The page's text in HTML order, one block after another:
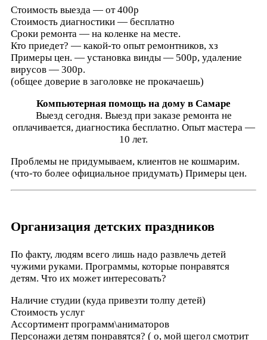
Стоимость выезда — от 400р
Стоимость диагностики — бесплатно
Сроки ремонта — на коленке на месте.
Кто приедет? — какой-то опыт ремонтников, хз
Примеры цен. — установка винды — 500р, удаление
вирусов — 300р.
(общее доверие в заголовке не прокачаешь)
Компьютерная помощь на дому в Самаре
Выезд сегодня. Выезд при заказе ремонта не
оплачивается, диагностика бесплатно. Опыт мастера —
10 лет.
Проблемы не придумываем, клиентов не кошмарим.
(что-то более официальное придумать) Примеры цен.
Организация детских праздников
По факту, людям всего лишь надо развлечь детей
чужими руками. Программы, которые понравятся
детям. Что их может интересовать?
Наличие студии (куда привезти толпу детей)
Стоимость услуг
Ассортимент программ\аниматоров
Персонажи детям понравятся? ( о, мой щегол смотрит